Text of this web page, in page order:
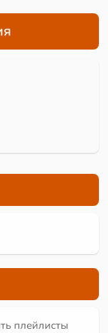
плейлисты